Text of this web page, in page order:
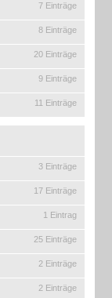
7 Einträge
8 Einträge
20 Einträge
9 Einträge
11 Einträge
3 Einträge
17 Einträge
1 Eintrag
25 Einträge
2 Einträge
2 Einträge